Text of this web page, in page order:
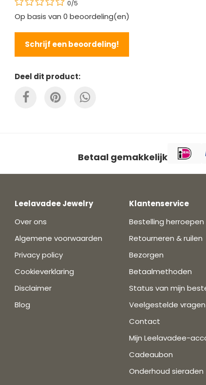
0/5
Op basis van 0 beoordeling(en)
Schrijf een beoordeling!
Deel dit product:
Betaal gemakkelijk
Leelavadee Jewelry
Over ons
Algemene voorwaarden
Privacy policy
Cookieverklaring
Disclaimer
Blog
Klantenservice
Bestelling herroepen
Retourneren & ruilen
Bezorgen
Betaalmethoden
Status van mijn
Veelgestelde vragen
Contact
Mijn Leelavadee-
Cadeaubon
Onderhoud sieraden